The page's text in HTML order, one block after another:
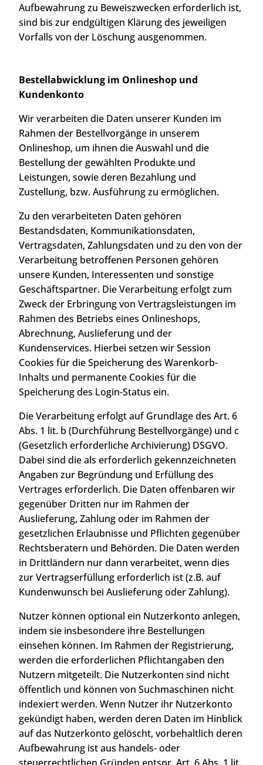
Aufbewahrung zu Beweiszwecken erforderlich ist,
sind bis zur endgültigen Klärung des jeweiligen
Vorfalls von der Löschung ausgenommen.
Bestellabwicklung im Onlineshop und
Kundenkonto
Wir verarbeiten die Daten unserer Kunden im
Rahmen der Bestellvorgänge in unserem
Onlineshop, um ihnen die Auswahl und die
Bestellung der gewählten Produkte und
Leistungen, sowie deren Bezahlung und
Zustellung, bzw. Ausführung zu ermöglichen.
Zu den verarbeiteten Daten gehören
Bestandsdaten, Kommunikationsdaten,
Vertragsdaten, Zahlungsdaten und zu den von der
Verarbeitung betroffenen Personen gehören
unsere Kunden, Interessenten und sonstige
Geschäftspartner. Die Verarbeitung erfolgt zum
Zweck der Erbringung von Vertragsleistungen im
Rahmen des Betriebs eines Onlineshops,
Abrechnung, Auslieferung und der
Kundenservices. Hierbei setzen wir Session
Cookies für die Speicherung des Warenkorb-
Inhalts und permanente Cookies für die
Speicherung des Login-Status ein.
Die Verarbeitung erfolgt auf Grundlage des Art. 6
Abs. 1 lit. b (Durchführung Bestellvorgänge) und c
(Gesetzlich erforderliche Archivierung) DSGVO.
Dabei sind die als erforderlich gekennzeichneten
Angaben zur Begründung und Erfüllung des
Vertrages erforderlich. Die Daten offenbaren wir
gegenüber Dritten nur im Rahmen der
Auslieferung, Zahlung oder im Rahmen der
gesetzlichen Erlaubnisse und Pflichten gegenüber
Rechtsberatern und Behörden. Die Daten werden
in Drittländern nur dann verarbeitet, wenn dies
zur Vertragserfüllung erforderlich ist (z.B. auf
Kundenwunsch bei Auslieferung oder Zahlung).
Nutzer können optional ein Nutzerkonto anlegen,
indem sie insbesondere ihre Bestellungen
einsehen können. Im Rahmen der Registrierung,
werden die erforderlichen Pflichtangaben den
Nutzern mitgeteilt. Die Nutzerkonten sind nicht
öffentlich und können von Suchmaschinen nicht
indexiert werden. Wenn Nutzer ihr Nutzerkonto
gekündigt haben, werden deren Daten im Hinblick
auf das Nutzerkonto gelöscht, vorbehaltlich deren
Aufbewahrung ist aus handels- oder